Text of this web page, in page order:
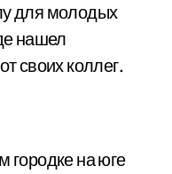
для молодых
нашел
своих коллег.
городке на юге